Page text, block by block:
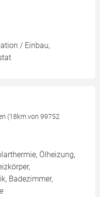
/ Einbau,
(18km von 99752
Ölheizung,
Badezimmer,